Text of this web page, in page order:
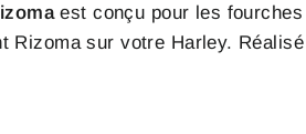
est conçu pour les fourches
Rizoma sur votre Harley.